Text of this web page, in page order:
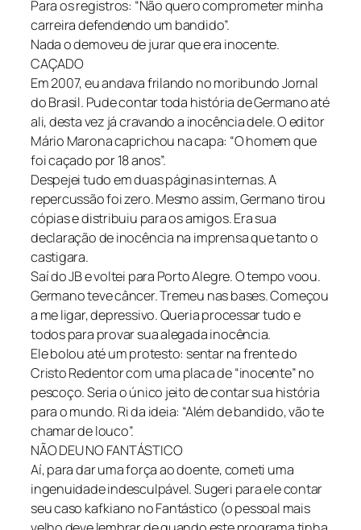
Para os registros: “Não quero comprometer minha
carreira defendendo um bandido”.
Nada o demoveu de jurar que era inocente.
CAÇADO
Em 2007, eu andava frilando no moribundo Jornal
do Brasil. Pude contar toda história de Germano até
ali, desta vez já cravando a inocência dele. O editor
Mário Marona caprichou na capa: “O homem que
foi caçado por 18 anos”.
Despejei tudo em duas páginas internas. A
repercussão foi zero. Mesmo assim, Germano tirou
cópias e distribuiu para os amigos. Era sua
declaração de inocência na imprensa que tanto o
castigara.
Saí do JB e voltei para Porto Alegre. O tempo voou.
Germano teve câncer. Tremeu nas bases. Começou
a me ligar, depressivo. Queria processar tudo e
todos para provar sua alegada inocência.
Ele bolou até um protesto: sentar na frente do
Cristo Redentor com uma placa de “inocente” no
pescoço. Seria o único jeito de contar sua história
para o mundo. Ri da ideia: “Além de bandido, vão te
chamar de louco”.
NÃO DEU NO FANTÁSTICO
Aí, para dar uma força ao doente, cometi uma
ingenuidade indesculpável. Sugeri para ele contar
seu caso kafkiano no Fantástico (o pessoal mais